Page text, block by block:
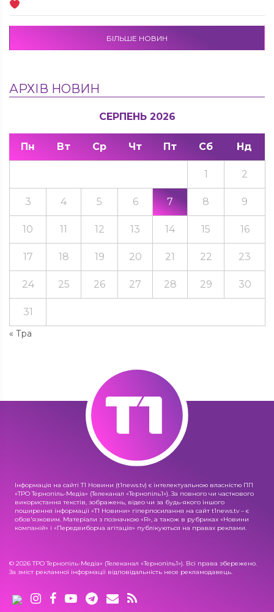
БІЛЬШЕ НОВИН
АРХІВ НОВИН
СЕРПЕНЬ 2026
Пн Вт Ср Чт Пт Сб Нд
« Тра
1 2
3 4 5 6 7 8 9
10 11 12 13 14 15 16
17 18 19 20 21 22 23
24 25 26 27 28 29 30
31
Інформація на сайті Т1 Новини (t1news.tv) є інтелектуальною власністю ПП
«ТРО Тернопіль-Медіа» (Телеканал «Тернопіль1»). За повного чи часткового
використання текстів, зображень, відео чи за будь-якого іншого
поширення інформації «Т1 Новини» гіперпосилання на сайт t1news.tv – є
обов'язковим. Матеріали з позначкою «R», а також в рубриках «Новини
компаній» і «Передвиборча агітація» публікуються на правах реклами.
© 2026 ТРО Тернопіль-Медіа» (Телеканал «Тернопіль1»). Всі права збережено.
За зміст рекламної інформації відповідальність несе рекламодавець.